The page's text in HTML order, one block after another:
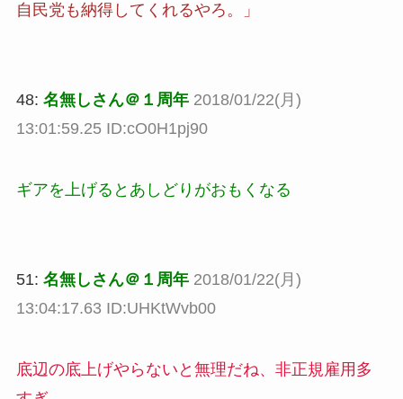
自民党も納得してくれるやろ。」
48: 名無しさん＠１周年 2018/01/22(月)
13:01:59.25 ID:cO0H1pj90
ギアを上げるとあしどりがおもくなる
51: 名無しさん＠１周年 2018/01/22(月)
13:04:17.63 ID:UHKtWvb00
底辺の底上げやらないと無理だね、非正規雇用多